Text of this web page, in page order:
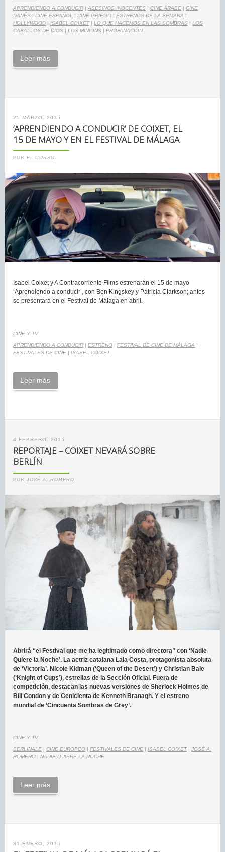
APRENDIENDO A CONDUCIR | ASESINOS INOCENTES | CINE ÁRABE | CINE
DANÉS | CINE ESPAÑOL | CINE GRIEGO | ESTRENOS DE LA SEMANA |
HOLLYWOOD | ISABEL COIXET| LO QUE HACEMOS EN LAS SOMBRAS | LOS
CABALLOS DE DIOS | LOS MINIONS | PROFANACIÓN
Leer más
25 MARZO, 2015
‘APRENDIENDO A CONDUCIR’ DE COIXET, EL
15 DE MAYO Y EN EL FESTIVAL DE MÁLAGA
POR EL CORSO
Isabel Coixet y A Contracorriente Films estrenarán el 15 de mayo
‘Aprendiendo a conducir’, con Ben Kingskey y Patricia Clarkson; antes
se presentará en el Festival de Málaga en abril.
CINE Y TV
APRENDIENDO A CONDUCIR | ESTRENO | FESTIVAL DE CINE DE MÁLAGA |
FESTIVALES DE CINE | ISABEL COIXET
Leer más
4 FEBRERO, 2015
REPORTAJE – COIXET NEVARÁ SOBRE
BERLÍN
POR JOSÉ A. ROMERO
Abrirá “el Festival que me ha legitimado como directora” con ‘Nadie
Quiere la Noche’. La actriz catalana Laia Costa, protagonista absoluta
de ‘Victoria’. Nicole Kidman (‘Queen of the Desert’) y Christian Bale
(‘Knight of Cups’), estrellas de la Sección Oficial. Fuera de
competición, destacan las nuevas versiones de Sherlock Holmes de
Bill Condon y de Cenicienta de Kenneth Branagh. Y el estreno
mundial de ‘Cincuenta Sombras de Grey’.
CINE Y TV
BERLINALE CINE EUROPEO FESTIVALES DE CINE ISABEL COIXET| JOSÉ A.
ROMERO
NADIE QUIERE LA NOCHE
Leer más
31 ENERO, 2015